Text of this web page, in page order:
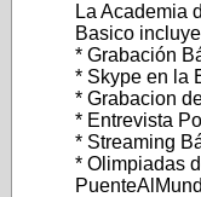
La Academia
Basico
* Grabación
* Skype en la
* Grabacion
* Entrevista
* Streaming
* Olimpiadas